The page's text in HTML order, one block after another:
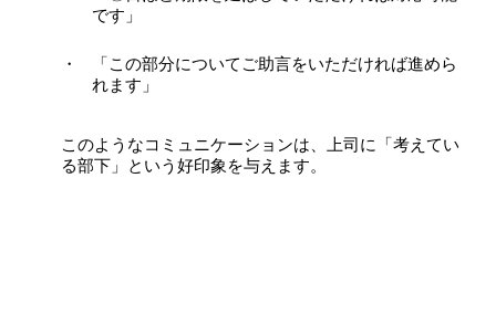
です」
「この部分についてご助言をいただければ進めら
れます」
このようなコミュニケーションは、上司に「考えてい
る部下」という好印象を与えます。